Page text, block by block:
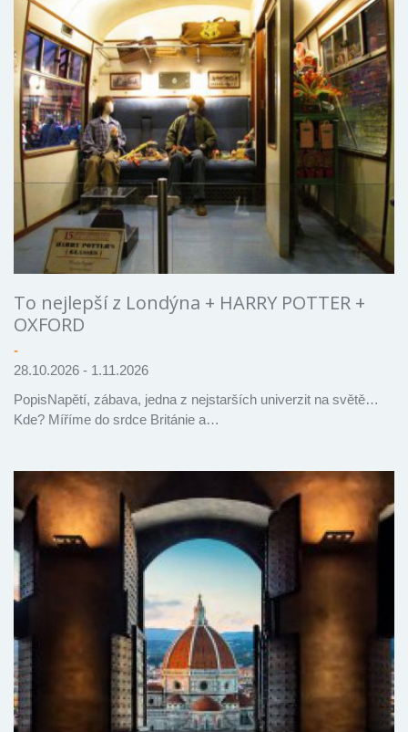
To nejlepší z Londýna + HARRY POTTER +
OXFORD
-
28.10.2026 - 1.11.2026
PopisNapětí, zábava, jedna z nejstarších univerzit na světě…
Kde? Míříme do srdce Británie a…